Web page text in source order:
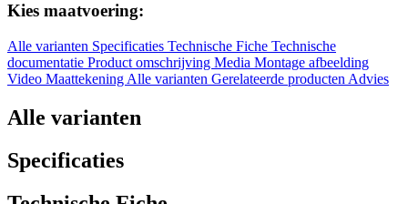
Kies maatvoering:
Alle varianten Specificaties Technische Fiche Technische
documentatie Product omschrijving Media Montage afbeelding
Video Maattekening Alle varianten Gerelateerde producten Advies
Alle varianten
Specificaties